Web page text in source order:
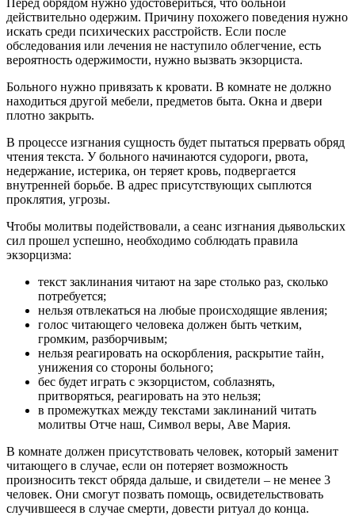
действительно одержим. Причину похожего поведения нужно
искать среди психических расстройств. Если после
обследования или лечения не наступило облегчение, есть
вероятность одержимости, нужно вызвать экзорциста.
Больного нужно привязать к кровати. В комнате не должно
находиться другой мебели, предметов быта. Окна и двери
плотно закрыть.
В процессе изгнания сущность будет пытаться прервать обряд
чтения текста. У больного начинаются судороги, рвота,
недержание, истерика, он теряет кровь, подвергается
внутренней борьбе. В адрес присутствующих сыплются
проклятия, угрозы.
Чтобы молитвы подействовали, а сеанс изгнания дьявольских
сил прошел успешно, необходимо соблюдать правила
экзорцизма:
текст заклинания читают на заре столько раз, сколько
потребуется;
нельзя отвлекаться на любые происходящие явления;
голос читающего человека должен быть четким,
громким, разборчивым;
нельзя реагировать на оскорбления, раскрытие тайн,
унижения со стороны больного;
бес будет играть с экзорцистом, соблазнять,
притворяться, реагировать на это нельзя;
в промежутках между текстами заклинаний читать
молитвы Отче наш, Символ веры, Аве Мария.
В комнате должен присутствовать человек, который заменит
читающего в случае, если он потеряет возможность
произносить текст обряда дальше, и свидетели – не менее 3
человек. Они смогут позвать помощь, освидетельствовать
случившееся в случае смерти, довести ритуал до конца.